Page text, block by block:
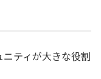
ティが大きな役割